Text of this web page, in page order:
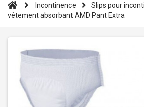
Incontinence Slips pour
vêtement absorbant AMD Pant Extra